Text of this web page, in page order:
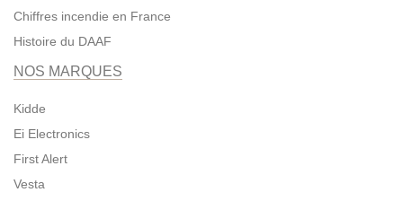
Chiffres incendie en France
Histoire du DAAF
NOS MARQUES
Kidde
Ei Electronics
First Alert
Vesta